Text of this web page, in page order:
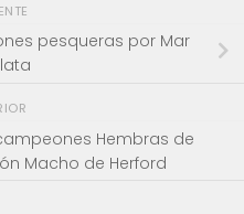
pesqueras por Mar
Hembras de
Macho de Herford